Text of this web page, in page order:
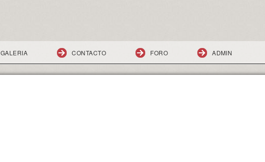
GALERIA CONTACTO FORO ADMIN